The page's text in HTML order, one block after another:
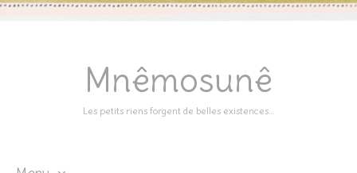
Mnêmosunê
Les petits riens forgent de belles existences…